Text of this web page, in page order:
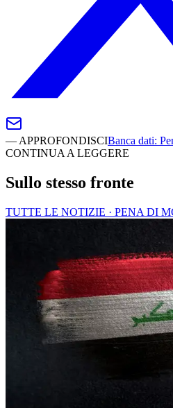
— APPROFONDISCIBanca dati:
CONTINUA A LEGGERE
Sullo stesso fronte
TUTTE LE NOTIZIE · PENA DI